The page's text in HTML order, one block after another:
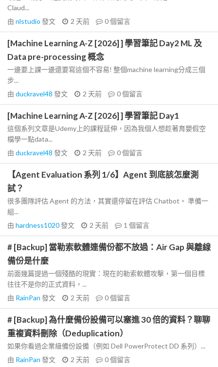
Claud...
由 nlstudio 發文 2 天前 0個留言
[Machine Learning A-Z [2026] ] 學習筆記 Day2 ML 及
Data pre-processing 概念
一邊要上課一邊還要寫這個不容易! 整個machine learning分成三個
步...
由 duckravel48 發文 2 天前 0個留言
[Machine Learning A-Z [2026] ] 學習筆記 Day1
這個系列文章是Udemy上的課程延伸，因為我個人想趁著育嬰假空
檔學一點data...
由 duckravel48 發文 2 天前 0個留言
【Agent Evaluation 系列 1/6】Agent 到底該怎麼測
試？
很多團隊評估 Agent 的方法，其實還停留在評估 Chatbot。 準備一
組...
由 hardness1020發文 2 天前 1 個留言
# [Backup] 當勒索軟體連備份都不放過：Air Gap 與離線
備份是什麼
前面幾篇提過一個殘酷的現實：現在的勒索軟體攻擊，第一個目標
往往不是你的正式資料，...
由 RainPan 發文 2 天前 0個留言
# [Backup] 為什麼備份設備可以塞進 30 倍的資料？聊聊
重複資料刪除（Deduplication）
如果你看過企業級備份設備（例如 Dell PowerProtect DD 系列）...
由 RainPan 發文 2 天前 0個留言